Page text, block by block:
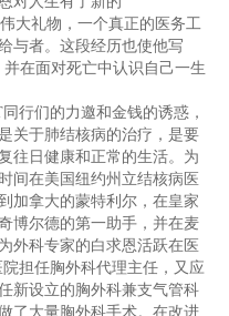
大礼物，一个真正的医务工
与者。这段经历也使他写
在面对死亡中认识自己一生
行们的力邀和金钱的诱惑，
关于肺结核病的治疗，是要
往日健康和正常的生活。为
间在美国纽约州立结核病医
加拿大的蒙特利尔，在皇家
博尔德的第一助手，并在麦
外科专家的白求恩活跃在医
担任胸外科代理主任，又应
新设立的胸外科兼支气管科
了大量胸外科手术。在改进